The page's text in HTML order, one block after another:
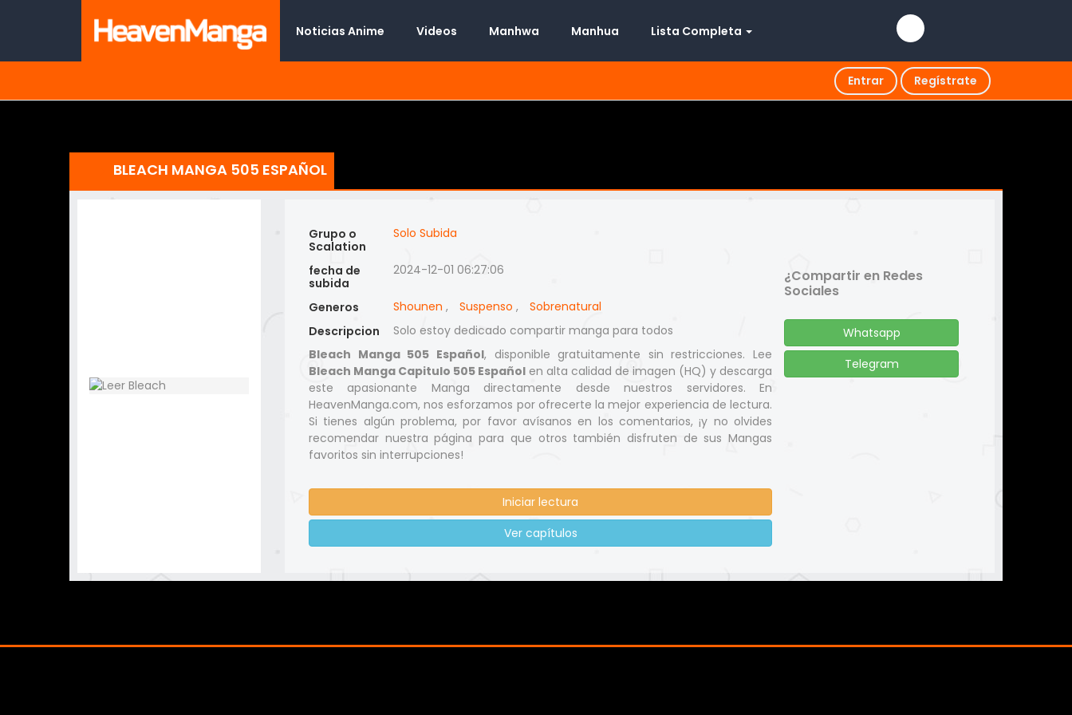
Noticias Anime Videos Manhwa Manhua Lista Completa
Entrar Regístrate
BLEACH MANGA 505 ESPAÑOL
Grupo o
Scalation
Solo Subida
fecha de
subida
2024-12-01 06:27:06
Generos Shounen , Suspenso ,
Sobrenatural
Descripcion
Solo estoy dedicado compartir manga para todos
Bleach Manga 505 Español, disponible gratuitamente sin restricciones. Lee
Bleach Manga Capitulo 505 Español en alta calidad de imagen (HQ) y descarga
este apasionante Manga directamente desde nuestros servidores. En
HeavenManga.com, nos esforzamos por ofrecerte la mejor experiencia de lectura.
Si tienes algún problema, por favor avísanos en los comentarios, ¡y no olvides
recomendar nuestra página para que otros también disfruten de sus Mangas
favoritos sin interrupciones!
Iniciar lectura
Ver capítulos
¿Compartir en Redes
Sociales
Whatsapp
Telegram